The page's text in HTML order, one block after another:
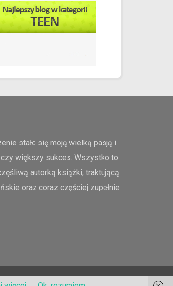
stało się moją wielką pasją i
większy sukces. Wszystko to
autorką książki, traktującą
oraz coraz częściej zupełnie